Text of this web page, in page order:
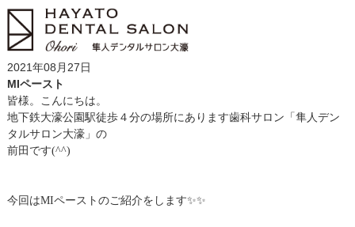
2021年08月27日
MIペースト
皆様。こんにちは。
地下鉄大濠公園駅徒歩４分の場所にあります歯科サロン「隼人デン
タルサロン大濠」の
前田です(^^)
今回はMIペーストのご紹介をします✨✨